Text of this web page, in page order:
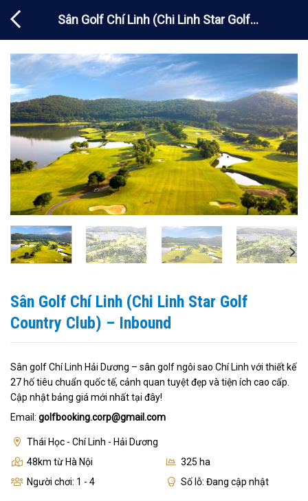
đến
dung
Sân Golf Chí Linh (Chi Linh Star Golf
Country Club) – Inbound
Sân Golf Chí Linh (Chi Linh Star Golf
Country Club) – Inbound
Sân golf Chí Linh Hải Dương – sân golf ngôi sao Chí Linh với thiết kế
27 hố tiêu chuẩn quốc tế, cảnh quan tuyệt đẹp và tiện ích cao cấp.
Cập nhật bảng giá mới nhất tại đây!
Email: golfbooking.corp@gmail.com
Thái Học - Chí Linh - Hải Dương
48km từ Hà Nội
325 ha
Người chơi: 1 - 4
Số lỗ: Đang cập nhật